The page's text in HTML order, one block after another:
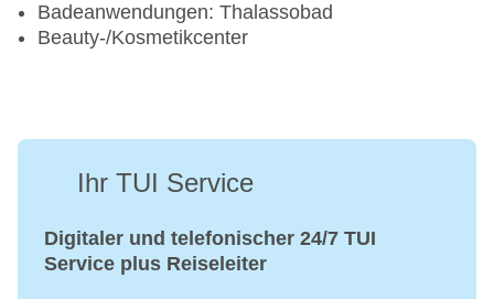
Badeanwendungen: Thalassobad
Beauty-/Kosmetikcenter
Ihr TUI Service
Digitaler und telefonischer 24/7 TUI
Service plus Reiseleiter